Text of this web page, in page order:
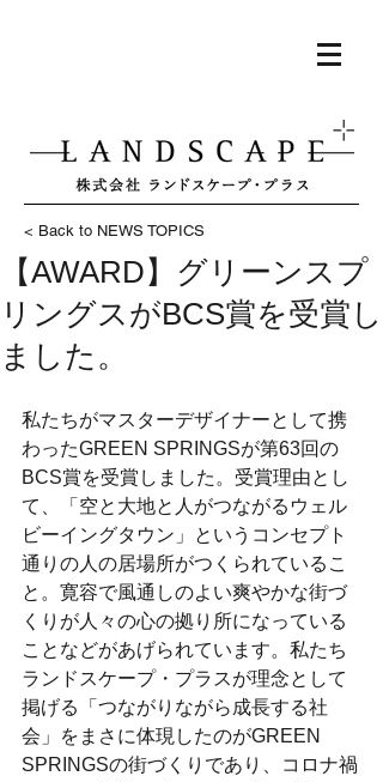
< Back to NEWS TOPICS
【AWARD】グリーンスプ
リングスがBCS賞を受賞し
ました。
私たちがマスターデザイナーとして携
わったGREEN SPRINGSが第63回の
BCS賞を受賞しました。受賞理由とし
て、「空と大地と人がつながるウェル
ビーイングタウン」というコンセプト
通りの人の居場所がつくられているこ
と。寛容で風通しのよい爽やかな街づ
くりが人々の心の拠り所になっている
ことなどがあげられています。私たち
ランドスケープ・プラスが理念として
掲げる「つながりながら成長する社
会」をまさに体現したのがGREEN
SPRINGSの街づくりであり、コロナ禍